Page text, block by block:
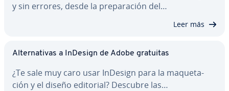
y sin errores, desde la pre­pa­ra­ción del…
Leer más
Al­te­r­na­ti­vas a InDesign de Adobe gratuitas
¿Te sale muy caro usar InDesign para la ma­que­ta­
ción y el diseño editorial? Descubre las…